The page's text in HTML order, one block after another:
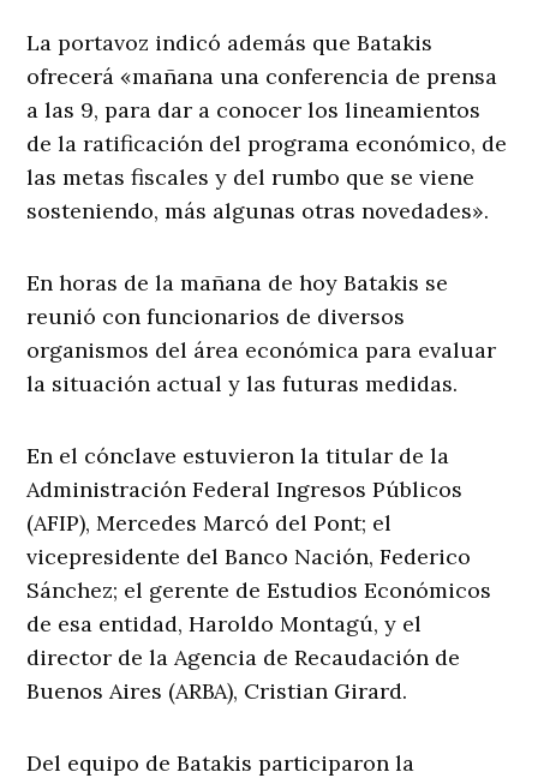
La portavoz indicó además que Batakis
ofrecerá «mañana una conferencia de prensa
a las 9, para dar a conocer los lineamientos
de la ratificación del programa económico, de
las metas fiscales y del rumbo que se viene
sosteniendo, más algunas otras novedades».
En horas de la mañana de hoy Batakis se
reunió con funcionarios de diversos
organismos del área económica para evaluar
la situación actual y las futuras medidas.
En el cónclave estuvieron la titular de la
Administración Federal Ingresos Públicos
(AFIP), Mercedes Marcó del Pont; el
vicepresidente del Banco Nación, Federico
Sánchez; el gerente de Estudios Económicos
de esa entidad, Haroldo Montagú, y el
director de la Agencia de Recaudación de
Buenos Aires (ARBA), Cristian Girard.
Del equipo de Batakis participaron la